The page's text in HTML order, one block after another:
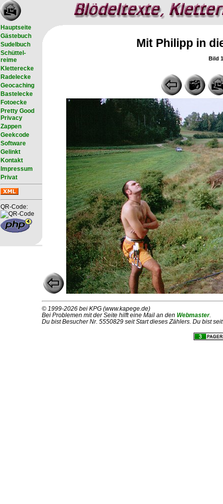
Hauptseite
Gästebuch
Sudelbuch
Schüttel-
reime
Kletterecke
Radelecke
Geocaching
Bastelecke
Fotoecke
Pretty Good
Privacy
Zappen
Geekcode
Software
Gelinkt
Kontakt
Impressum
Privat
QR-Code:
Mit Philipp in
Bild
© 1999-2026 bei KPG (www.kapege.de)
Bei Problemen mit der Seite hilft eine Mail an den Webmaster.
Du bist Besucher Nr. 5550829 seit Start dieses Zählers. Du bist